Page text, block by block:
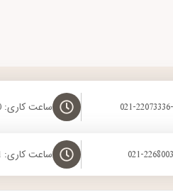
ساعت کاری: 10 تا 21 - جمعه ها تعطیل
ساعت کاری: 11 تا 21 - همه روزه